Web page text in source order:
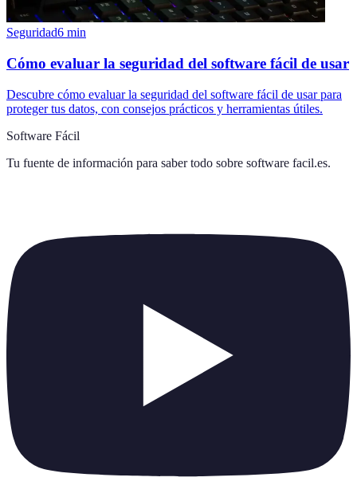
Seguridad6 min
Cómo evaluar la seguridad del software fácil de usar
Descubre cómo evaluar la seguridad del software fácil de usar para
proteger tus datos, con consejos prácticos y herramientas útiles.
Software Fácil
Tu fuente de información para saber todo sobre software facil.es.